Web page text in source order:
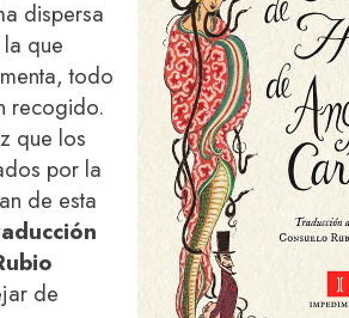
dispersa
que
todo
recogido.
que los
por la
de esta
de